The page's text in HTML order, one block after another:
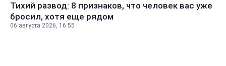
Тихий развод: 8 признаков, что человек вас уже
бросил, хотя еще рядом
06 августа 2026, 16:55